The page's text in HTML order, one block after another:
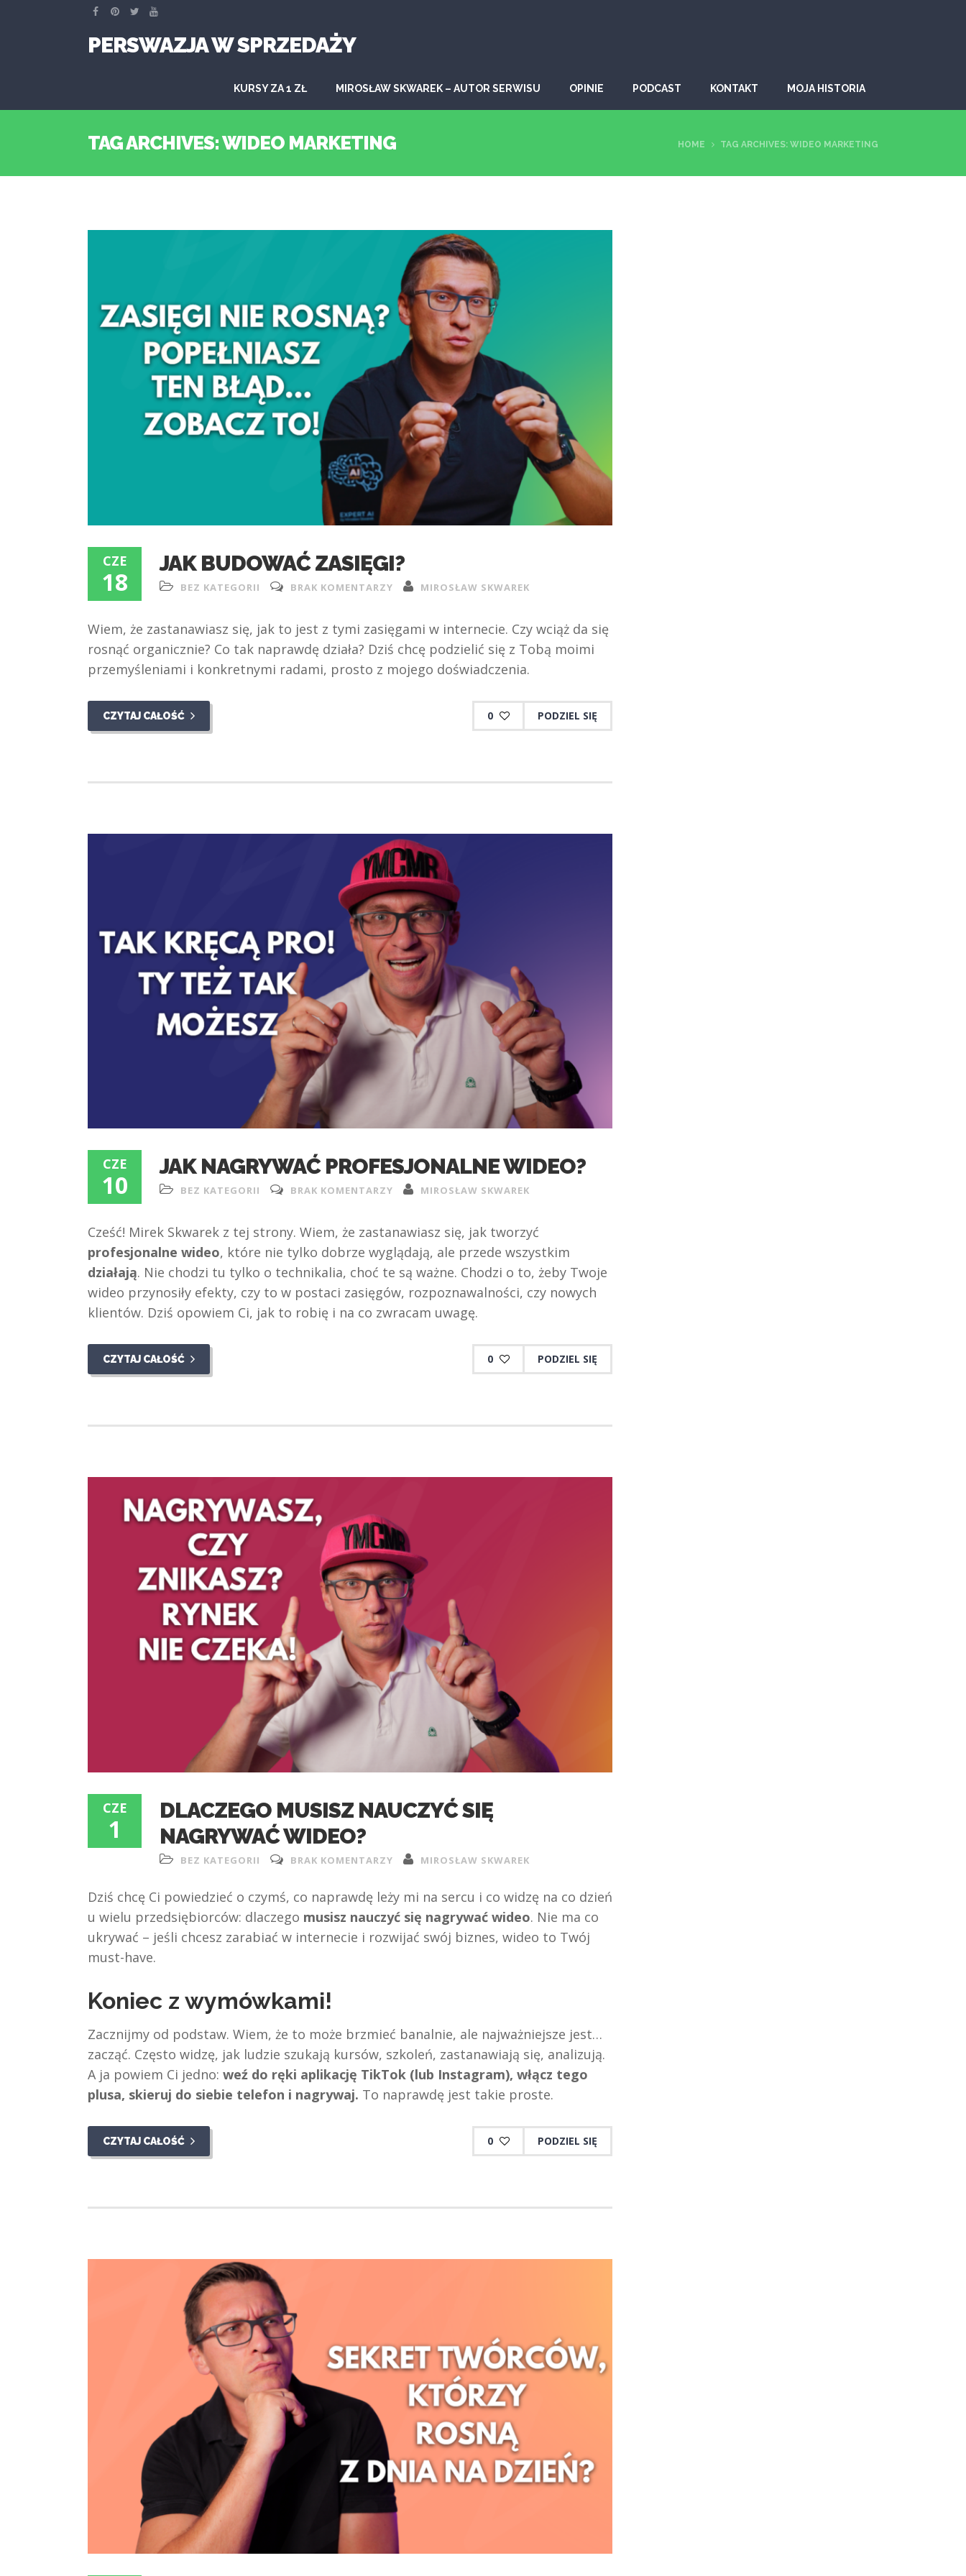
PERSWAZJA W SPRZEDAŻY
KURSY ZA 1 ZŁ MIROSŁAW SKWAREK – AUTOR SERWISU OPINIE PODCAST KONTAKT MOJA HISTORIA
TAG ARCHIVES: WIDEO MARKETING HOME TAG ARCHIVES: WIDEO MARKETING
CZE
18
JAK BUDOWAĆ ZASIĘGI?
BEZ KATEGORII BRAK KOMENTARZY MIROSŁAW SKWAREK
Wiem, że zastanawiasz się, jak to jest z tymi zasięgami w internecie. Czy wciąż da się
rosnąć organicznie? Co tak naprawdę działa? Dziś chcę podzielić się z Tobą moimi
przemyśleniami i konkretnymi radami, prosto z mojego doświadczenia.
CZYTAJ CAŁOŚĆ 0 PODZIEL SIĘ
CZE
10
JAK NAGRYWAĆ PROFESJONALNE WIDEO?
BEZ KATEGORII BRAK KOMENTARZY MIROSŁAW SKWAREK
Cześć! Mirek Skwarek z tej strony. Wiem, że zastanawiasz się, jak tworzyć
profesjonalne wideo, które nie tylko dobrze wyglądają, ale przede wszystkim
działają. Nie chodzi tu tylko o technikalia, choć te są ważne. Chodzi o to, żeby Twoje
wideo przynosiły efekty, czy to w postaci zasięgów, rozpoznawalności, czy nowych
klientów. Dziś opowiem Ci, jak to robię i na co zwracam uwagę.
CZYTAJ CAŁOŚĆ 0 PODZIEL SIĘ
CZE
1
DLACZEGO MUSISZ NAUCZYĆ SIĘ
NAGRYWAĆ WIDEO?
BEZ KATEGORII BRAK KOMENTARZY MIROSŁAW SKWAREK
Dziś chcę Ci powiedzieć o czymś, co naprawdę leży mi na sercu i co widzę na co dzień
u wielu przedsiębiorców: dlaczego musisz nauczyć się nagrywać wideo. Nie ma co
ukrywać – jeśli chcesz zarabiać w internecie i rozwijać swój biznes, wideo to Twój
must-have.
Koniec z wymówkami!
Zacznijmy od podstaw. Wiem, że to może brzmieć banalnie, ale najważniejsze jest…
zacząć. Często widzę, jak ludzie szukają kursów, szkoleń, zastanawiają się, analizują.
A ja powiem Ci jedno: weź do ręki aplikację TikTok (lub Instagram), włącz tego
plusa, skieruj do siebie telefon i nagrywaj. To naprawdę jest takie proste.
CZYTAJ CAŁOŚĆ 0 PODZIEL SIĘ